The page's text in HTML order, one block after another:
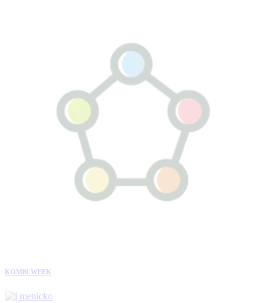
KOMBI WEEK